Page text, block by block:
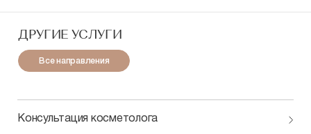
ДРУГИЕ УСЛУГИ
Все направления
Консультация косметолога